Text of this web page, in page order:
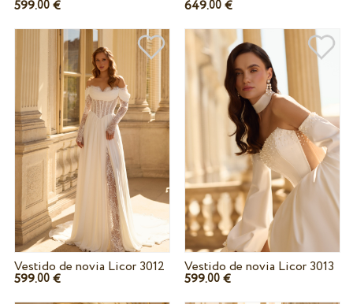
599.00€ 649.00 €
Vestido de novia Licor 3012
599.00€
Vestido de novia Licor 3013
599.00 €